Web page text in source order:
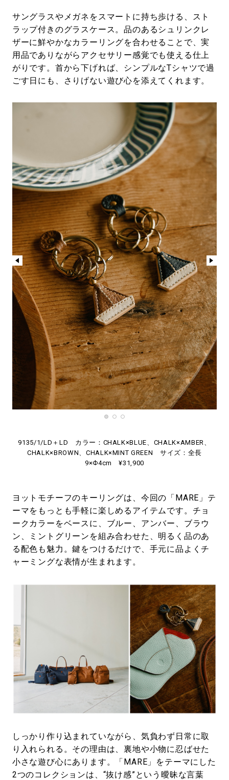
サングラスやメガネをスマートに持ち歩ける、スト
ラップ付きのグラスケース。品のあるシュリンクレ
ザーに鮮やかなカラーリングを合わせることで、実
用品でありながらアクセサリー感覚でも使える仕上
がりです。首から下げれば、シンプルなTシャツで過
ごす日にも、さりげない遊び心を添えてくれます。
9135/1/LD＋LD カラー：CHALK×BLUE、CHALK×AMBER、
CHALK×BROWN、CHALK×MINT GREEN サイズ：全長
9×Ф4cm ¥31,900
ヨットモチーフのキーリングは、今回の「MARE」テ
ーマをもっとも手軽に楽しめるアイテムです。チョ
ークカラーをベースに、ブルー、アンバー、ブラウ
ン、ミントグリーンを組み合わせた、明るく品のあ
る配色も魅力。鍵をつけるだけで、手元に品よくチ
ャーミングな表情が生まれます。
しっかり作り込まれていながら、気負わず日常に取
り入れられる。その理由は、裏地や小物に忍ばせた
小さな遊び心にあります。「MARE」をテーマにした
2つのコレクションは、“抜け感”という曖昧な言葉